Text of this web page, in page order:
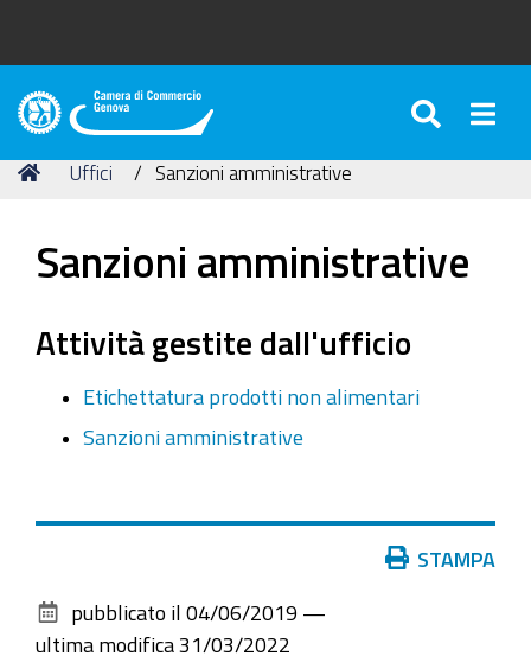
Camera
Commercio
Tu
Home
Uffici Sanzioni amministrative
Sanzioni amministrative
Attività gestite dall'ufficio
Etichettatura prodotti non alimentari
Sanzioni amministrative
documento
STAMPA
pubblicato il 04/06/2019 —
ultima modifica 31/03/2022